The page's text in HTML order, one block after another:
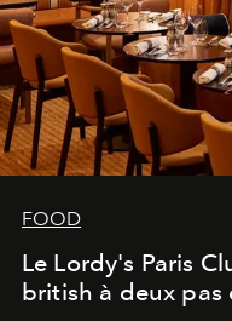
FOOD
Le Lordy's Paris
british à deux pas